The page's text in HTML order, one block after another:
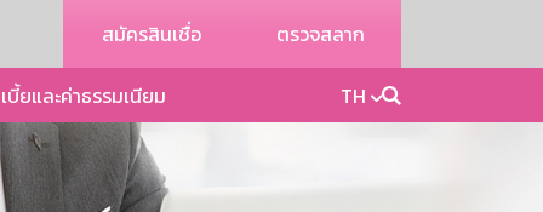
สมัครสินเชื่อ ตรวจสลาก
บี้ยและค่าธรรมเนียม TH